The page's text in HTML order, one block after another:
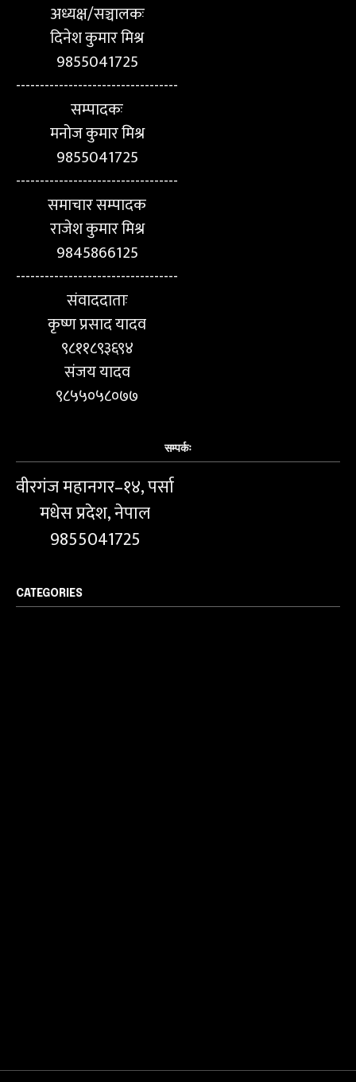
अध्यक्ष/सञ्चालकः
दिनेश कुमार मिश्र
9855041725
----------------------------------
सम्पादकः
मनोज कुमार मिश्र
9855041725
----------------------------------
समाचार सम्पादक
राजेश कुमार मिश्र
9845866125
----------------------------------
संवाददाताः
कृष्ण प्रसाद यादव
९८११८९३६९४
संजय यादव
९८५५०५८०७७
सम्पर्कः
वीरगंज महानगर–१४, पर्सा
मधेस प्रदेश, नेपाल
9855041725
CATEGORIES